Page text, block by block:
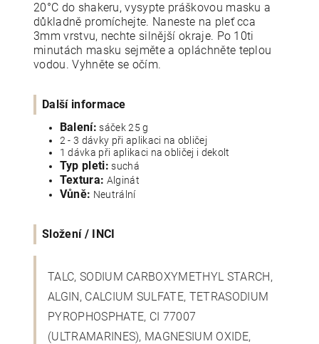
20°C do shakeru, vysypte práškovou masku a
důkladně promíchejte. Naneste na pleť cca
3mm vrstvu, nechte silnější okraje. Po 10ti
minutách masku sejměte a opláchněte teplou
vodou. Vyhněte se očím.
Další informace
Balení: sáček 25 g
2 - 3 dávky při aplikaci na obličej
1 dávka při aplikaci na obličej i dekolt
Typ pleti: suchá
Textura: Alginát
Vůně: Neutrální
Složení / INCI
TALC, SODIUM CARBOXYMETHYL STARCH,
ALGIN, CALCIUM SULFATE, TETRASODIUM
PYROPHOSPHATE, CI 77007
(ULTRAMARINES), MAGNESIUM OXIDE,